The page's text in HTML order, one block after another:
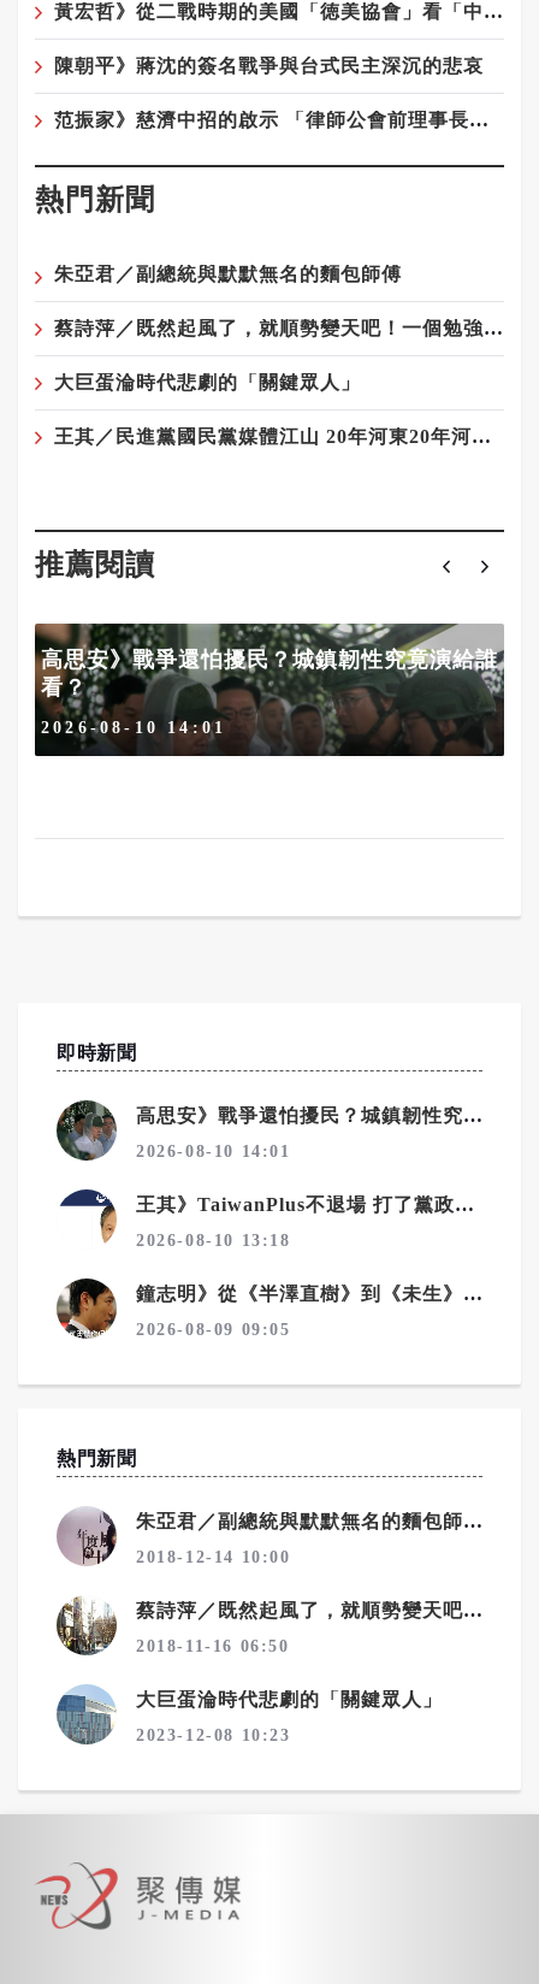
黃宏哲》從二戰時期的美國「徳美協會」看「中華統一促進黨」
陳朝平》蔣沈的簽名戰爭與台式民主深沉的悲哀
范振家》慈濟中招的啟示 「律師公會前理事長」這種專業人士騙局更厲害
熱門新聞
朱亞君／副總統與默默無名的麵包師傅
蔡詩萍／既然起風了，就順勢變天吧！一個勉強算文化人的感觸
大巨蛋淪時代悲劇的「關鍵眾人」
王其／民進黨國民黨媒體江山 20年河東20年河西——藍軍與媒體最遠的距離
推薦閱讀
高思安》戰爭還怕擾民？城鎮韌性究竟演給誰
看？
2026-08-10 14:01
即時新聞
高思安》戰爭還怕擾民？城鎮韌性究竟演給誰看？
2026-08-10 14:01
王其》TaiwanPlus不退場 打了黨政軍條款一巴掌
2026-08-10 13:18
鐘志明》從《半澤直樹》到《未生》 看職場霸凌為何始終無解
2026-08-09 09:05
熱門新聞
朱亞君／副總統與默默無名的麵包師傅
2018-12-14 10:00
蔡詩萍／既然起風了，就順勢變天吧！一個勉強算文化人的感觸
2018-11-16 06:50
大巨蛋淪時代悲劇的「關鍵眾人」
2023-12-08 10:23